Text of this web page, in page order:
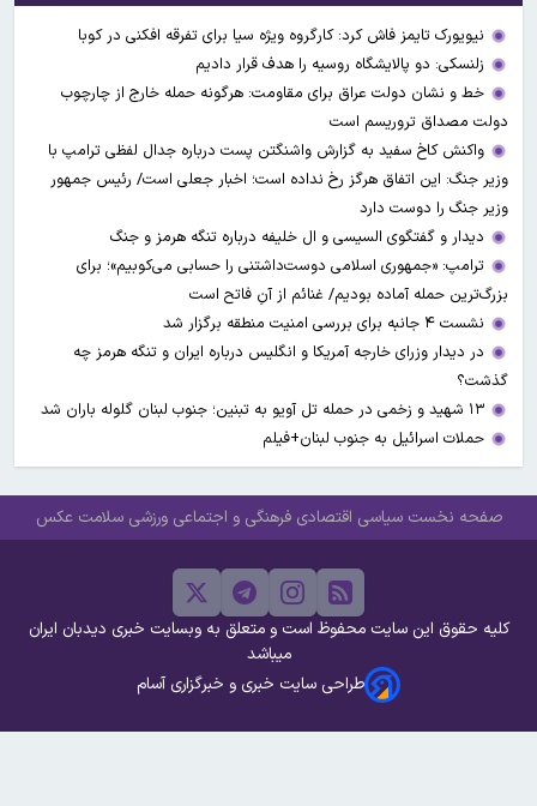
نیویورک تایمز فاش کرد: کارگروه ویژه سیا برای تفرقه افکنی در کوبا
زلنسکی: دو پالایشگاه روسیه را هدف قرار دادیم
خط و نشان دولت عراق برای مقاومت: هرگونه حمله خارج از چارچوب
دولت مصداق تروریسم است
واکنش کاخ سفید به گزارش واشنگتن پست درباره جدال لفظی ترامپ با
وزیر جنگ: این اتفاق هرگز رخ نداده است؛ اخبار جعلی است/ رئیس جمهور
وزیر جنگ را دوست دارد
دیدار و گفتگوی السیسی و ال خلیفه درباره تنگه هرمز و جنگ
ترامپ: «جمهوری اسلامی دوست‌داشتنی را حسابی می‌کوبیم»؛ برای
بزرگ‌ترین حمله آماده بودیم/ غنائم از آنِ فاتح است
نشست ۴ جانبه برای بررسی امنیت منطقه برگزار شد
در دیدار وزرای خارجه آمریکا و انگلیس درباره ایران و تنگه هرمز چه
گذشت؟
۱۳ شهید و زخمی در حمله تل آویو به تبنین؛ جنوب لبنان گلوله باران شد
حملات اسرائیل به جنوب لبنان+فیلم
صفحه نخست سیاسی اقتصادی فرهنگی و اجتماعی ورزشی سلامت عکس
کلیه حقوق این سایت محفوظ است و متعلق به وبسایت خبری دیدبان ایران
میباشد
طراحی سایت خبری و خبرگزاری آسام